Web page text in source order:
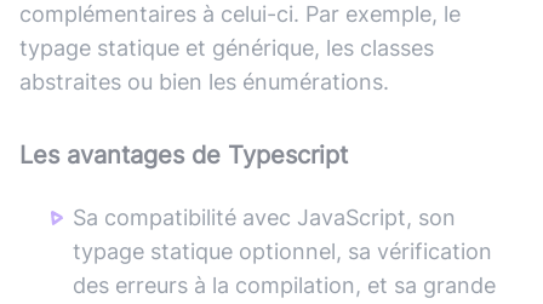
complémentaires à celui-ci. Par exemple, le
typage statique et générique, les classes
abstraites ou bien les énumérations.
Les avantages de Typescript
Sa compatibilité avec JavaScript, son
typage statique optionnel, sa vérification
des erreurs à la compilation, et sa grande